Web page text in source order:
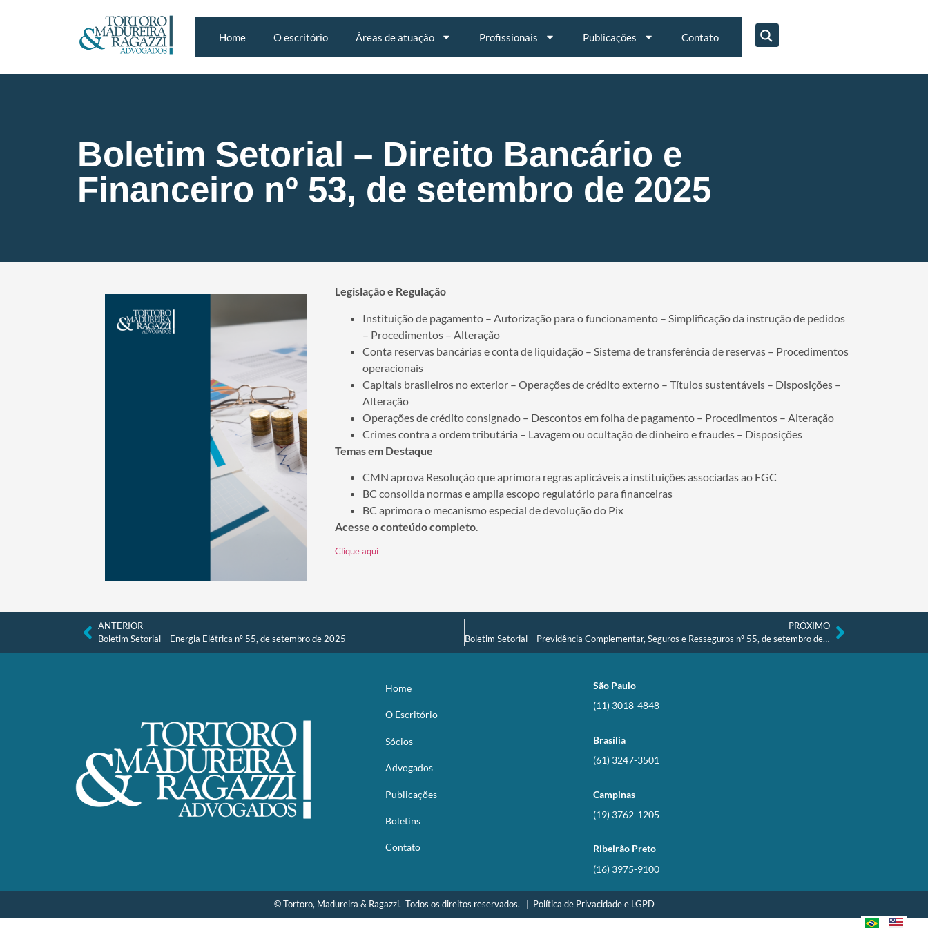
Home O escritório Áreas de atuação Profissionais Publicações Contato
Boletim Setorial – Direito Bancário e
Financeiro nº 53, de setembro de 2025
Legislação e Regulação
Instituição de pagamento – Autorização para o funcionamento – Simplificação da instrução de pedidos
– Procedimentos – Alteração
Conta reservas bancárias e conta de liquidação – Sistema de transferência de reservas – Procedimentos
operacionais
Capitais brasileiros no exterior – Operações de crédito externo – Títulos sustentáveis – Disposições –
Alteração
Operações de crédito consignado – Descontos em folha de pagamento – Procedimentos – Alteração
Crimes contra a ordem tributária – Lavagem ou ocultação de dinheiro e fraudes – Disposições
Temas em Destaque
CMN aprova Resolução que aprimora regras aplicáveis a instituições associadas ao FGC
BC consolida normas e amplia escopo regulatório para financeiras
BC aprimora o mecanismo especial de devolução do Pix
Acesse o conteúdo completo.
Clique aqui
ANTERIOR
Boletim Setorial – Energia Elétrica nº 55, de setembro de 2025
PRÓXIMO
Boletim Setorial – Previdência Complementar, Seguros e Resseguros nº 55, de setembro de 2025
Home
O Escritório
Sócios
Advogados
Publicações
Boletins
Contato
São Paulo
(11) 3018-4848
Brasília
(61) 3247-3501
Campinas
(19) 3762-1205
Ribeirão Preto
(16) 3975-9100
© Tortoro, Madureira & Ragazzi. Todos os direitos reservados. | Política de Privacidade e LGPD